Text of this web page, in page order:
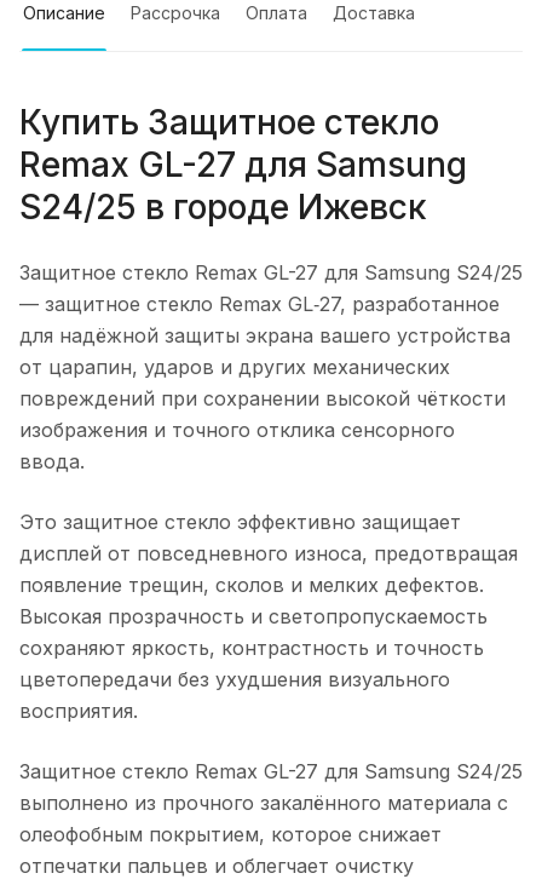
Описание Рассрочка Оплата Доставка
Купить Защитное стекло
Remax GL-27 для Samsung
S24/25 в городе Ижевск
Защитное стекло Remax GL-27 для Samsung S24/25
— защитное стекло Remax GL‑27, разработанное
для надёжной защиты экрана вашего устройства
от царапин, ударов и других механических
повреждений при сохранении высокой чёткости
изображения и точного отклика сенсорного
ввода.
Это защитное стекло эффективно защищает
дисплей от повседневного износа, предотвращая
появление трещин, сколов и мелких дефектов.
Высокая прозрачность и светопропускаемость
сохраняют яркость, контрастность и точность
цветопередачи без ухудшения визуального
восприятия.
Защитное стекло Remax GL-27 для Samsung S24/25
выполнено из прочного закалённого материала с
олеофобным покрытием, которое снижает
отпечатки пальцев и облегчает очистку